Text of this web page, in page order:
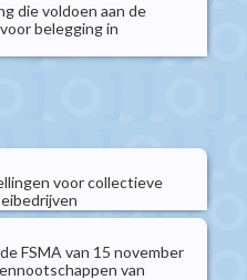
die voldoen aan de
belegging in
voor collectieve
FSMA van 15 november
van